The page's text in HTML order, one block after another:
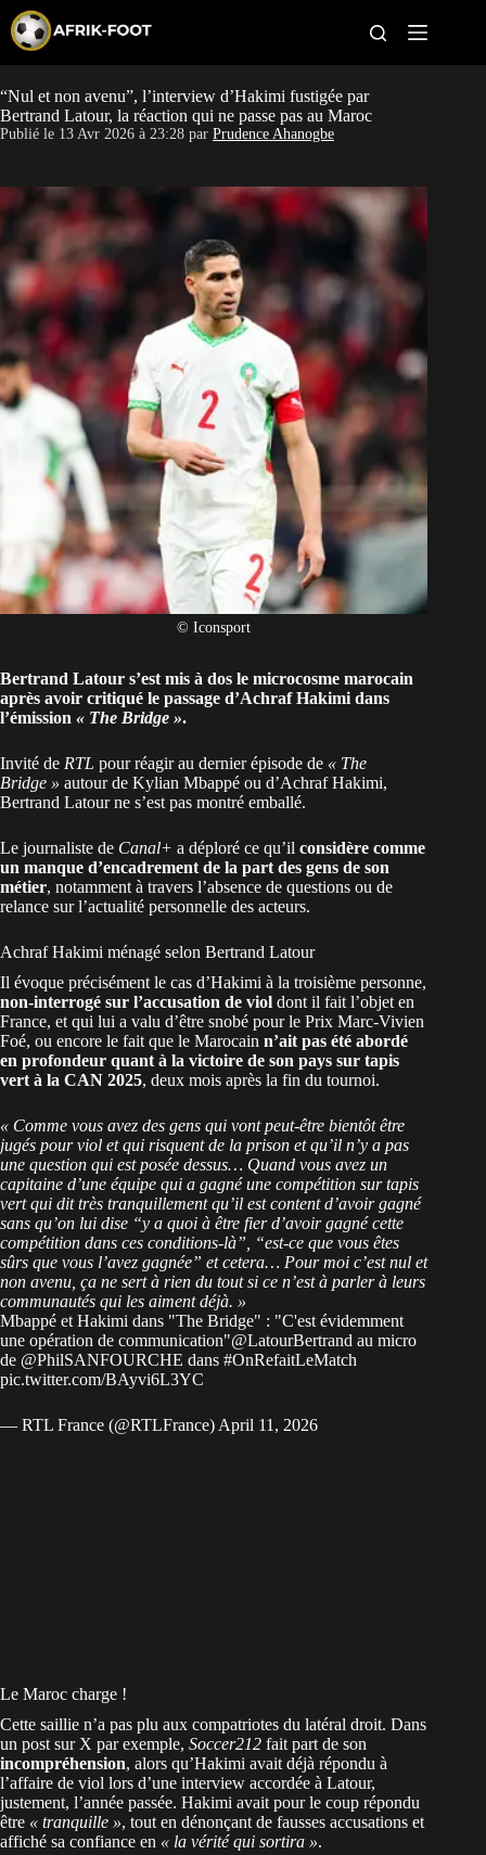
p
t
o
c
o
t
e
CAN féminine
Pays
Clubs
Classement
Paris sportifs
“Nul et non avenu”, l’interview d’Hakimi fustigée par
Bertrand Latour, la réaction qui ne passe pas au Maroc
Publié le 13 Avr 2026 à 23:28 par Prudence Ahanogbe
© Iconsport
Bertrand Latour s’est mis à dos le microcosme marocain
après avoir critiqué le passage d’Achraf Hakimi dans
l’émission « The Bridge ».
Invité de RTL pour réagir au dernier épisode de « The
Bridge » autour de Kylian Mbappé ou d’Achraf Hakimi,
Bertrand Latour ne s’est pas montré emballé.
Le journaliste de Canal+ a déploré ce qu’il considère comme
un manque d’encadrement de la part des gens de son
métier, notamment à travers l’absence de questions ou de
relance sur l’actualité personnelle des acteurs.
Achraf Hakimi ménagé selon Bertrand Latour
Il évoque précisément le cas d’Hakimi à la troisième personne,
non-interrogé sur l’accusation de viol dont il fait l’objet en
France, et qui lui a valu d’être snobé pour le Prix Marc-Vivien
Foé, ou encore le fait que le Marocain n’ait pas été abordé
en profondeur quant à la victoire de son pays sur tapis
vert à la CAN 2025, deux mois après la fin du tournoi.
« Comme vous avez des gens qui vont peut-être bientôt être
jugés pour viol et qui risquent de la prison et qu’il n’y a pas
une question qui est posée dessus… Quand vous avez un
capitaine d’une équipe qui a gagné une compétition sur tapis
vert qui dit très tranquillement qu’il est content d’avoir gagné
sans qu’on lui dise “y a quoi à être fier d’avoir gagné cette
compétition dans ces conditions-là”, “est-ce que vous êtes
sûrs que vous l’avez gagnée” et cetera… Pour moi c’est nul et
non avenu, ça ne sert à rien du tout si ce n’est à parler à leurs
communautés qui les aiment déjà. »
Mbappé et Hakimi dans "The Bridge" : "C'est évidemment
une opération de communication"@LatourBertrand au micro
de @PhilSANFOURCHE dans #OnRefaitLeMatch
pic.twitter.com/BAyvi6L3YC
— RTL France (@RTLFrance) April 11, 2026
Le Maroc charge !
Cette saillie n’a pas plu aux compatriotes du latéral droit. Dans
un post sur X par exemple, Soccer212 fait part de son
incompréhension, alors qu’Hakimi avait déjà répondu à
l’affaire de viol lors d’une interview accordée à Latour,
justement, l’année passée. Hakimi avait pour le coup répondu
être « tranquille », tout en dénonçant de fausses accusations et
affiché sa confiance en « la vérité qui sortira ».